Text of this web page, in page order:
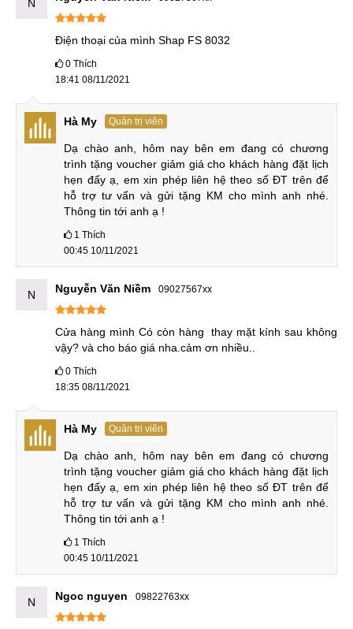
bất kỳ lỗi nào về điện thoại, cần được giải đáp, quý khách
của trung tâm để nhận được sự hỗ trợ tốt nhất.
Hân hạnh đón tiếp!
Trung tâm sửa chữa MobileCity
Hệ thống sửa chữa điện thoại di độngMobileCity Care
CN 1:120 Thái Hà, Q. Đống Đa
CN 2:398 Cầu Giấy, Q. Cầu Giấy
Hotline:096.2222.398
CN 3: 42 Phố Vọng, Hai Bà Trưng
Hotline:0338.424242
Tại TP Hồ Chí Minh
CN 4:123 Trần Quang Khải, Quận 1
Hotline:0969.520.520
CN 5:602 Lê Hồng Phong, Quận 10
Tại Đà Nẵng
CN 6:97 Hàm Nghi, Q.Thanh Khê
Hotline:097.123.9797
N
Điện thoại của mình Shap FS 8032
0 Thích
18:41 08/11/2021
Hà My Quản trị viên
Dạ chào anh, hôm nay bên em đang có chương
trình tặng voucher giảm giá cho khách hàng đặt lịch
hẹn đấy ạ, em xin phép liên hệ theo số ĐT trên để
hỗ trợ tư vấn và gửi tặng KM cho mình anh nhé.
Thông tin tới anh ạ !
1 Thích
00:45 10/11/2021
N Nguyễn Văn Niềm 09027567xx
Cửa hàng mình Có còn hàng  thay mặt kính sau không
vậy? và cho báo giá nha.cảm ơn nhiều..
0 Thích
18:35 08/11/2021
Hà My Quản trị viên
Dạ chào anh, hôm nay bên em đang có chương
trình tặng voucher giảm giá cho khách hàng đặt lịch
hẹn đấy ạ, em xin phép liên hệ theo số ĐT trên để
hỗ trợ tư vấn và gửi tặng KM cho mình anh nhé.
Thông tin tới anh ạ !
1 Thích
00:45 10/11/2021
N Ngoc nguyen 09822763xx